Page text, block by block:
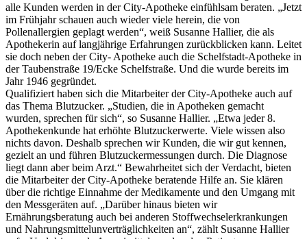
alle Kunden werden in der City-Apotheke einfühlsam beraten. „Jetzt
im Frühjahr schauen auch wieder viele herein, die von
Pollenallergien geplagt werden“, weiß Susanne Hallier, die als
Apothekerin auf langjährige Erfahrungen zurückblicken kann. Leitet
sie doch neben der City- Apotheke auch die Schelfstadt-Apotheke in
der Taubenstraße 19/Ecke Schelfstraße. Und die wurde bereits im
Jahr 1946 gegründet.
Qualifiziert haben sich die Mitarbeiter der City-Apotheke auch auf
das Thema Blutzucker. „Studien, die in Apotheken gemacht
wurden, sprechen für sich“, so Susanne Hallier. „Etwa jeder 8.
Apothekenkunde hat erhöhte Blutzuckerwerte. Viele wissen also
nichts davon. Deshalb sprechen wir Kunden, die wir gut kennen,
gezielt an und führen Blutzuckermessungen durch. Die Diagnose
liegt dann aber beim Arzt.“ Bewahrheitet sich der Verdacht, bieten
die Mitarbeiter der City-Apotheke beratende Hilfe an. Sie klären
über die richtige Einnahme der Medikamente und den Umgang mit
den Messgeräten auf. „Darüber hinaus bieten wir
Ernährungsberatung auch bei anderen Stoffwechselerkrankungen
und Nahrungsmittelunverträglichkeiten an“, zählt Susanne Hallier